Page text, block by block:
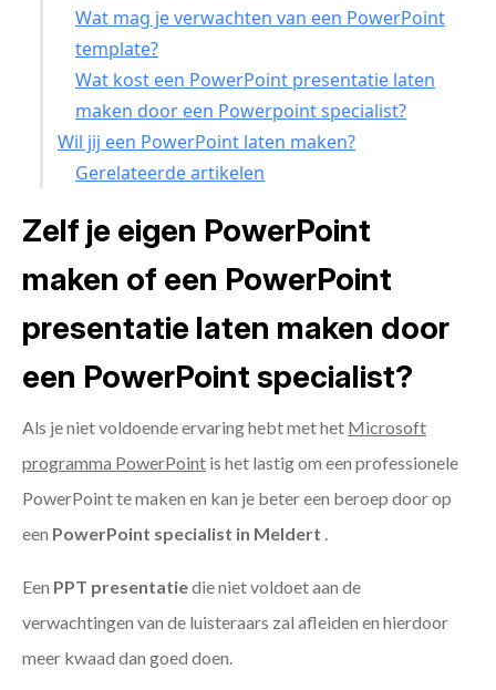
Wat mag je verwachten van een PowerPoint
template?
Wat kost een PowerPoint presentatie laten
maken door een Powerpoint specialist?
Wil jij een PowerPoint laten maken?
Gerelateerde artikelen
Zelf je eigen PowerPoint
maken of een PowerPoint
presentatie laten maken door
een PowerPoint specialist?
Als je niet voldoende ervaring hebt met het Microsoft
programma PowerPoint is het lastig om een professionele
PowerPoint te maken en kan je beter een beroep door op
een PowerPoint specialist in Meldert .
Een PPT presentatiedie niet voldoet aan de
verwachtingen van de luisteraars zal afleiden en hierdoor
meer kwaad dan goed doen.